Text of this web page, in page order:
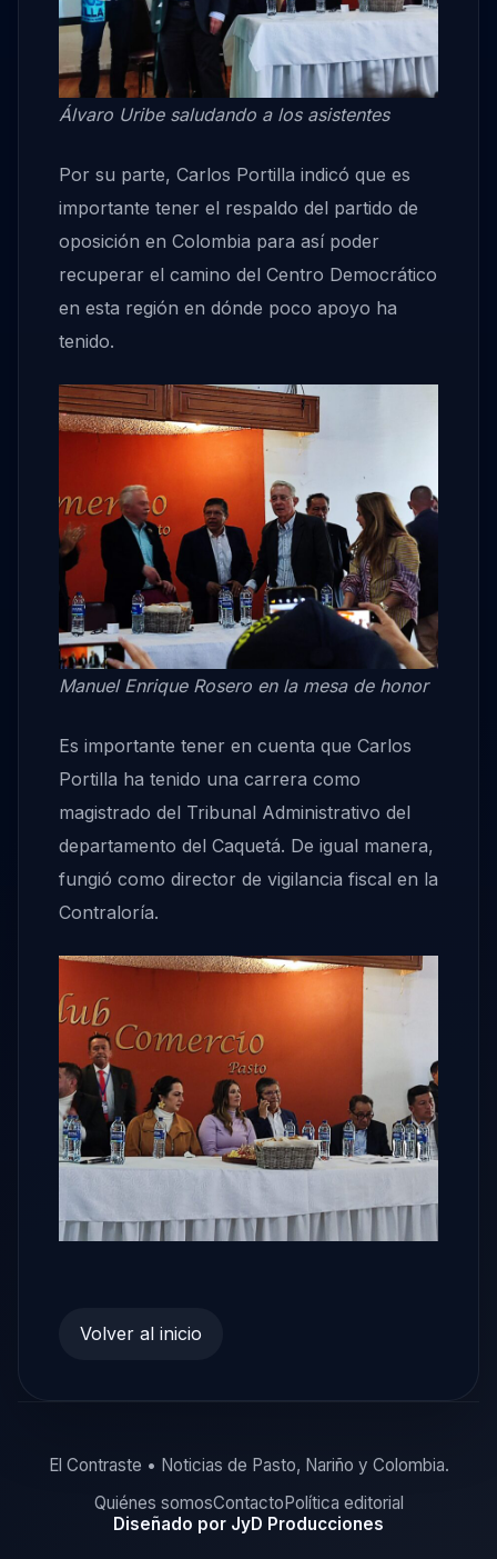
Álvaro Uribe saludando a los asistentes
Por su parte, Carlos Portilla indicó que es
importante tener el respaldo del partido de
oposición en Colombia para así poder
recuperar el camino del Centro Democrático
en esta región en dónde poco apoyo ha
tenido.
Manuel Enrique Rosero en la mesa de honor
Es importante tener en cuenta que Carlos
Portilla ha tenido una carrera como
magistrado del Tribunal Administrativo del
departamento del Caquetá. De igual manera,
fungió como director de vigilancia fiscal en la
Contraloría.
Volver al inicio
El Contraste • Noticias de Pasto, Nariño y Colombia.
Quiénes somosContacto Política editorial
Diseñado por JyD Producciones